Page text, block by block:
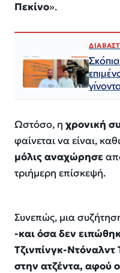
Πεκίνο».
Ωστόσο, η χρονική
φαίνεται να είναι,
μόλις αναχώρησε
τριήμερη επίσκεψή.
Συνεπώς, μια
-και όσα δεν
Τζινπίνγκ-
στην ατζέντα, αφού